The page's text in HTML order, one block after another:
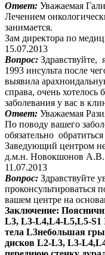
Ответ: Уважаемая
Лечением
занимается.
Зам директора по
15.07.2013
Вопрос: Здравствуйте,
1993 инсульта после
выявила
справа, очень
заболевания у вас в
Ответ: Уважаемая
По поводу вашего
обязательно
Заведующий центром
д.м.н. Новокшонов А.В.
11.07.2013
Вопрос: Здравствуйте
проконсультироваться
вашем центре на
Заключение:
L3, L3-L4,L4-L5,L5-S1
тела L3небольшая
дисков L2-L3, L3-